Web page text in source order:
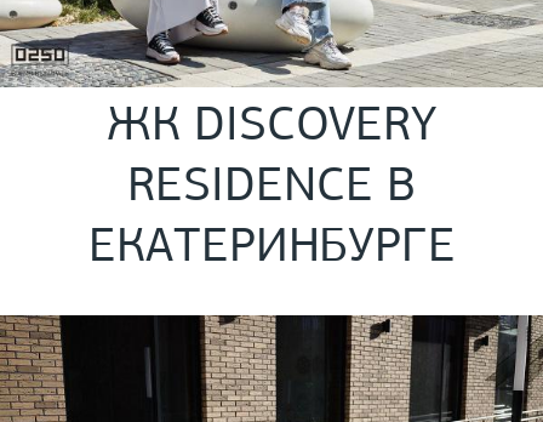
ЖК DISCOVERY
RESIDENCE В
ЕКАТЕРИНБУРГЕ